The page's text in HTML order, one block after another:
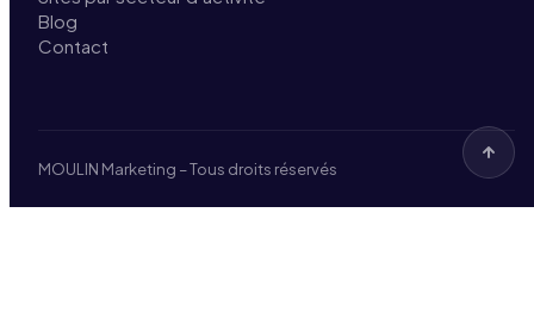
Blog
Contact
MOULIN Marketing – Tous droits réservés